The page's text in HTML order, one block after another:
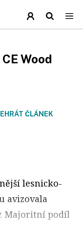
Wood
ČLÁNEK
lesnicko-
avizovala
Majoritní podíl